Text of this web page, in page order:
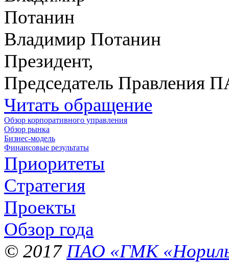
Владимир Потанин
Президент,
Председатель Правления
Читать обращение
Обзор корпоративного управления
Обзор рынка
Бизнес-модель
Финансовые результаты
Приоритеты
Стратегия
Проекты
Обзор года
© 2017 ПАО «ГМК